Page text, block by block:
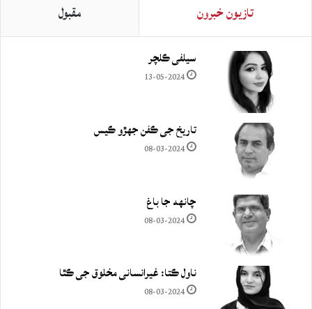
تازيون خبرون مقبول
سيلفي ڪلچر
13-05-2024
تاريخ جي ڪفن جھڙو ڪيس
08-03-2024
چانهه جا باغ
08-03-2024
ناول ڪتا: غيرانساني مخلوق جي ڪٿا
08-03-2024